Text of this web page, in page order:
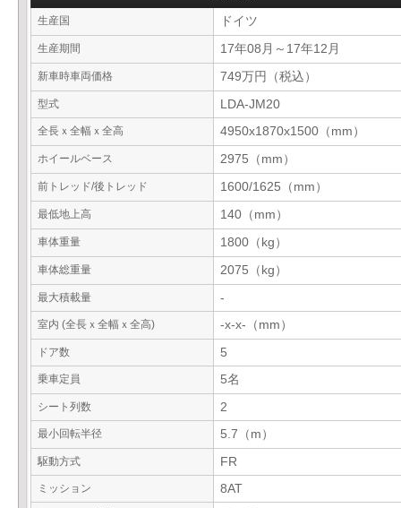
生産国 ドイツ
生産期間 17年08月～17年12月
新車時車両価格 749万円（税込）
型式 LDA-JM20
全長ｘ全幅ｘ全高 4950x1870x1500（mm）
ホイールベース 2975（mm）
前トレッド/後トレッド 1600/1625（mm）
最低地上高 140（mm）
車体重量 1800（kg）
車体総重量 2075（kg）
最大積載量 -
室内 (全長ｘ全幅ｘ全高) -x-x-（mm）
ドア数 5
乗車定員 5名
シート列数 2
最小回転半径 5.7（m）
駆動方式 FR
ミッション 8AT